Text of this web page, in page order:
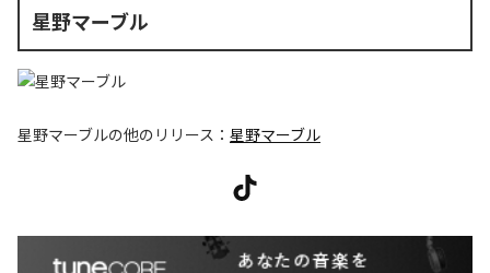
星野マーブル
星野マーブルの他のリリース： 星野マーブル